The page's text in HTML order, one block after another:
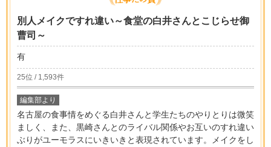
別人メイクですれ違い～食堂の白井さんとこじらせ御
曹司～
有
25位 / 1,593件
編集部より
名古屋の食事情をめぐる白井さんと学生たちのやりとりは微笑
ましく、また、黒崎さんとのライバル関係やお互いのすれ違い
ぶりがユーモラスにいきいきと表現されています。メイクをし